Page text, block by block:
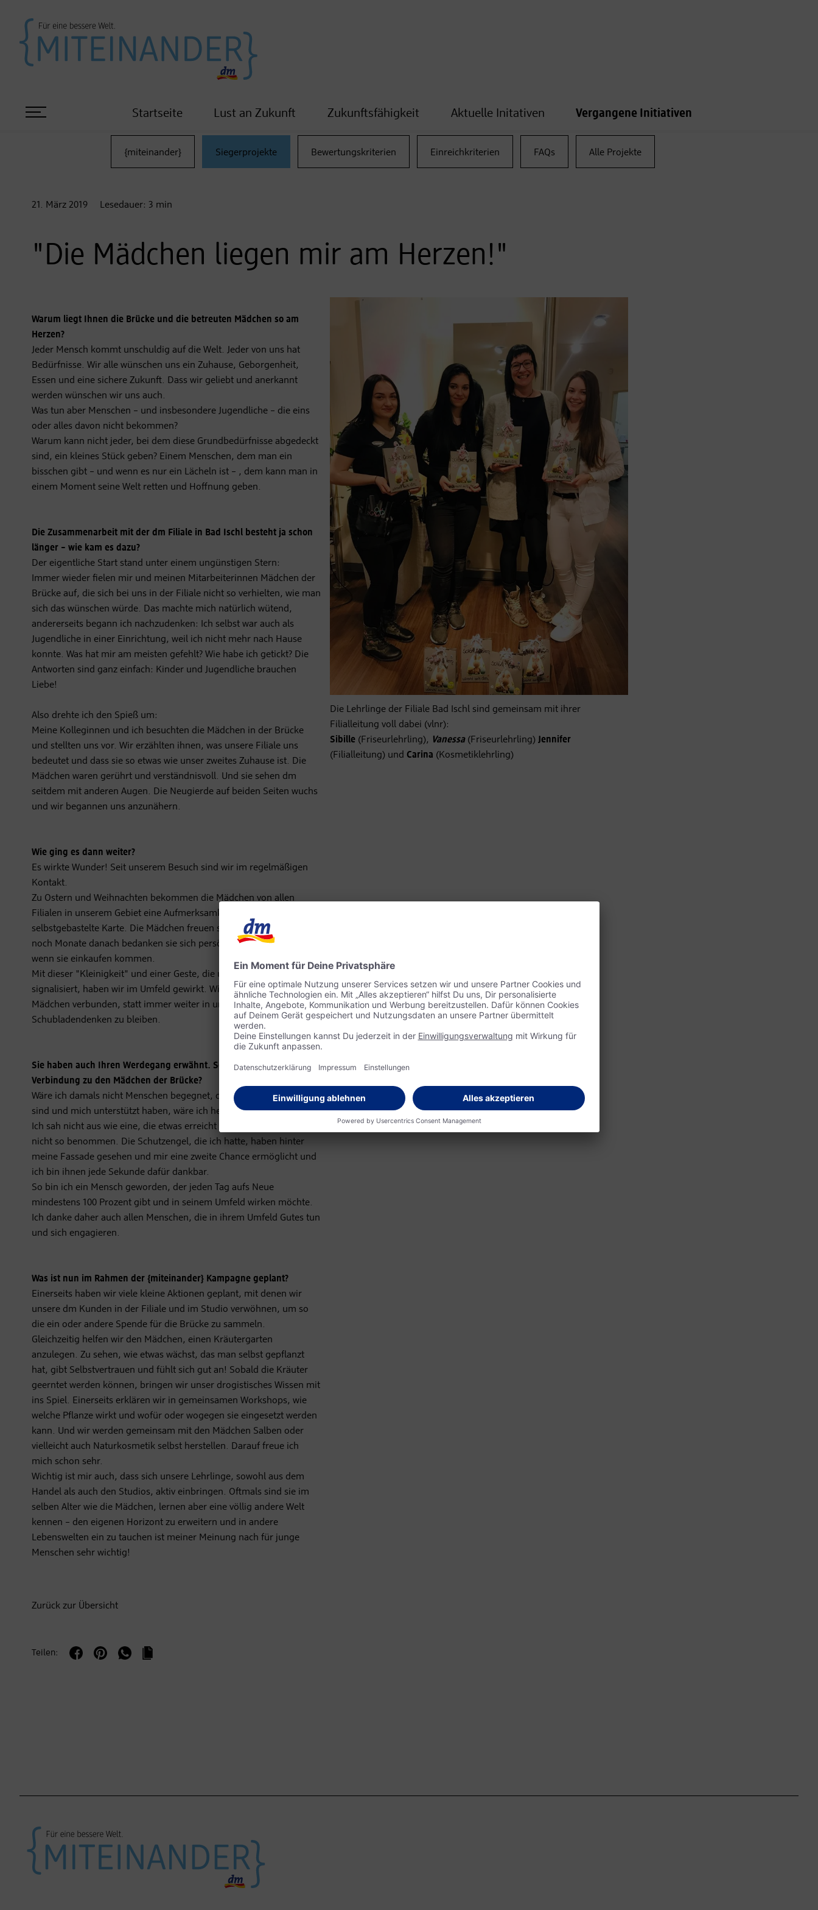
Startseite Lust an Zukunft Zukunftsfähigkeit Aktuelle Initativen Vergangene Initiativen
{miteinander} Siegerprojekte Bewertungskriterien Einreichkriterien FAQs Alle Projekte
21. März 2019 Lesedauer: 3 min
"Die Mädchen liegen mir am Herzen!"
Warum liegt Ihnen die Brücke und die betreuten Mädchen so am
Herzen?
Jeder Mensch kommt unschuldig auf die Welt. Jeder von uns hat
Bedürfnisse. Wir alle wünschen uns ein Zuhause, Geborgenheit,
Essen und eine sichere Zukunft. Dass wir geliebt und anerkannt
werden wünschen wir uns auch.
Was tun aber Menschen – und insbesondere Jugendliche – die eins
oder alles davon nicht bekommen?
Warum kann nicht jeder, bei dem diese Grundbedürfnisse abgedeckt
sind, ein kleines Stück geben? Einem Menschen, dem man ein
bisschen gibt – und wenn es nur ein Lächeln ist – , dem kann man in
einem Moment seine Welt retten und Hoffnung geben.
Die Zusammenarbeit mit der dm Filiale in Bad Ischl besteht ja schon
länger – wie kam es dazu?
Der eigentliche Start stand unter einem ungünstigen Stern:
Immer wieder fielen mir und meinen Mitarbeiterinnen Mädchen der
Brücke auf, die sich bei uns in der Filiale nicht so verhielten, wie man
sich das wünschen würde. Das machte mich natürlich wütend,
andererseits begann ich nachzudenken: Ich selbst war auch als
Jugendliche in einer Einrichtung, weil ich nicht mehr nach Hause
konnte. Was hat mir am meisten gefehlt? Wie habe ich getickt? Die
Antworten sind ganz einfach: Kinder und Jugendliche brauchen
Liebe!
Also drehte ich den Spieß um:
Meine Kolleginnen und ich besuchten die Mädchen in der Brücke
und stellten uns vor. Wir erzählten ihnen, was unsere Filiale uns
bedeutet und dass sie so etwas wie unser zweites Zuhause ist. Die
Mädchen waren gerührt und verständnisvoll. Und sie sehen dm
seitdem mit anderen Augen. Die Neugierde auf beiden Seiten wuchs
und wir begannen uns anzunähern.
Wie ging es dann weiter?
Es wirkte Wunder! Seit unserem Besuch sind wir im regelmäßigen
Kontakt.
Zu Ostern und Weihnachten bekommen die Mädchen von allen
Filialen in unserem Gebiet eine Aufmerksamkeit und eine
selbstgebastelte Karte. Die Mädchen freuen sich so sehr darüber und
noch Monate danach bedanken sie sich persönlich in der Filiale,
wenn sie einkaufen kommen.
Mit dieser "Kleinigkeit" und einer Geste, die unsere Offenheit
signalisiert, haben wir im Umfeld gewirkt. Wir haben uns mit den
Mädchen verbunden, statt immer weiter in unserem
Schubladendenken zu bleiben.
Sie haben auch Ihren Werdegang erwähnt. Sehen Sie hier eine
Verbindung zu den Mädchen der Brücke?
Wäre ich damals nicht Menschen begegnet, die mir offen begegnet
sind und mich unterstützt haben, wäre ich heute nicht da wo ich bin.
Ich sah nicht aus wie eine, die etwas erreicht und ich habe mich auch
nicht so benommen. Die Schutzengel, die ich hatte, haben hinter
meine Fassade gesehen und mir eine zweite Chance ermöglicht und
ich bin ihnen jede Sekunde dafür dankbar.
So bin ich ein Mensch geworden, der jeden Tag aufs Neue
mindestens 100 Prozent gibt und in seinem Umfeld wirken möchte.
Ich danke daher auch allen Menschen, die in ihrem Umfeld Gutes tun
und sich engagieren.
Was ist nun im Rahmen der {miteinander} Kampagne geplant?
Einerseits haben wir viele kleine Aktionen geplant, mit denen wir
unsere dm Kunden in der Filiale und im Studio verwöhnen, um so
die ein oder andere Spende für die Brücke zu sammeln.
Gleichzeitig helfen wir den Mädchen, einen Kräutergarten
anzulegen. Zu sehen, wie etwas wächst, das man selbst gepflanzt
hat, gibt Selbstvertrauen und fühlt sich gut an! Sobald die Kräuter
geerntet werden können, bringen wir unser drogistisches Wissen mit
ins Spiel. Einerseits erklären wir in gemeinsamen Workshops, wie
welche Pflanze wirkt und wofür oder wogegen sie eingesetzt werden
kann. Und wir werden gemeinsam mit den Mädchen Salben oder
vielleicht auch Naturkosmetik selbst herstellen. Darauf freue ich
mich schon sehr.
Wichtig ist mir auch, dass sich unsere Lehrlinge, sowohl aus dem
Handel als auch den Studios, aktiv einbringen. Oftmals sind sie im
selben Alter wie die Mädchen, lernen aber eine völlig andere Welt
kennen – den eigenen Horizont zu erweitern und in andere
Lebenswelten ein zu tauchen ist meiner Meinung nach für junge
Menschen sehr wichtig!
Die Lehrlinge der Filiale Bad Ischl sind gemeinsam mit ihrer
Filialleitung voll dabei (vlnr):
Sibille (Friseurlehrling), Vanessa(Friseurlehrling) Jennifer
(Filialleitung) und Carina (Kosmetiklehrling)
Zurück zur Übersicht
Teilen: